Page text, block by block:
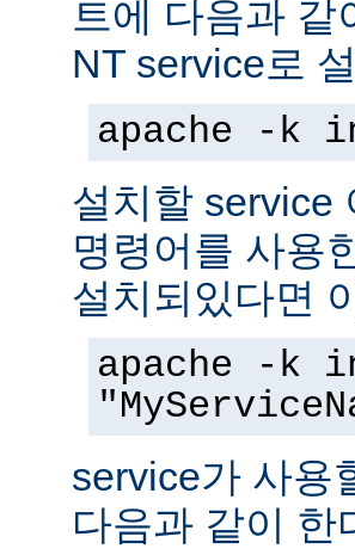
트에 다음과 같
NT service로
apache -k
설치할 service
명령어를 사용
설치되있다면
apache -k
service가 사용
다음과 같이 한